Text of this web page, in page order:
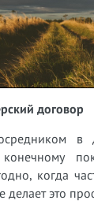
договор
в
когда
делает это